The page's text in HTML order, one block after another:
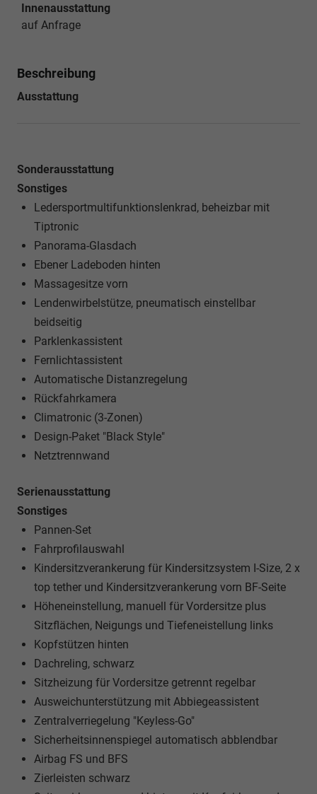
Innenausstattung
auf Anfrage
Beschreibung
Ausstattung
Sonderausstattung
Sonstiges
Ledersportmultifunktionslenkrad, beheizbar mit
Tiptronic
Panorama-Glasdach
Ebener Ladeboden hinten
Massagesitze vorn
Lendenwirbelstütze, pneumatisch einstellbar
beidseitig
Parklenkassistent
Fernlichtassistent
Automatische Distanzregelung
Rückfahrkamera
Climatronic (3-Zonen)
Design-Paket "Black Style"
Netztrennwand
Serienausstattung
Sonstiges
Pannen-Set
Fahrprofilauswahl
Kindersitzverankerung für Kindersitzsystem I-Size, 2 x
top tether und Kindersitzverankerung vorn BF-Seite
Höheneinstellung, manuell für Vordersitze plus
Sitzflächen, Neigungs und Tiefeneistellung links
Kopfstützen hinten
Dachreling, schwarz
Sitzheizung für Vordersitze getrennt regelbar
Ausweichunterstützung mit Abbiegeassistent
Zentralverriegelung "Keyless-Go"
Sicherheitsinnenspiegel automatisch abblendbar
Airbag FS und BFS
Zierleisten schwarz